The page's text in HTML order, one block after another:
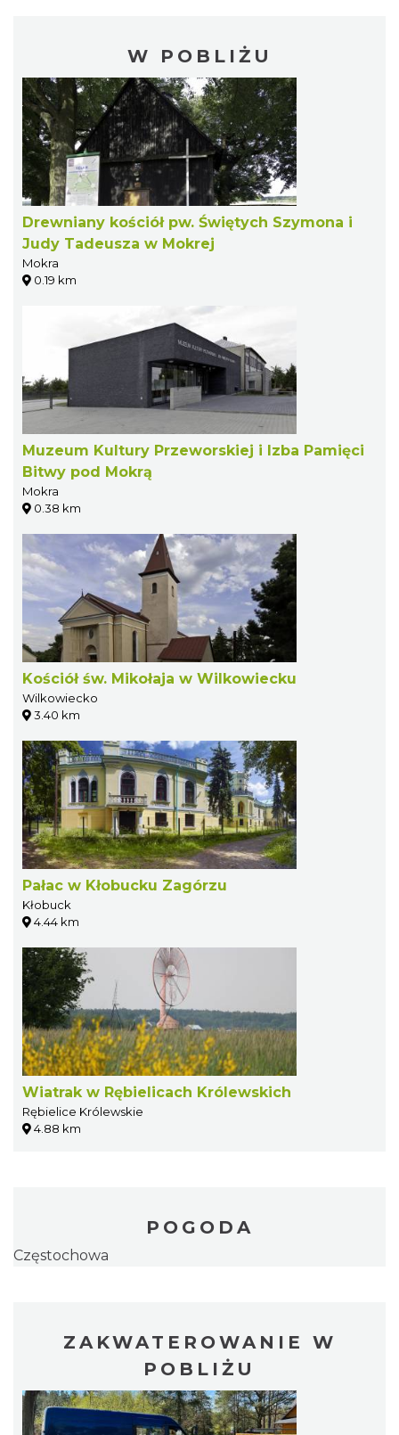
W POBLIŻU
Drewniany kościół pw. Świętych Szymona i
Judy Tadeusza w Mokrej
Mokra
0.19 km
Muzeum Kultury Przeworskiej i Izba Pamięci
Bitwy pod Mokrą
Mokra
0.38 km
Kościół św. Mikołaja w Wilkowiecku
Wilkowiecko
3.40 km
Pałac w Kłobucku Zagórzu
Kłobuck
4.44 km
Wiatrak w Rębielicach Królewskich
Rębielice Królewskie
4.88 km
POGODA
Częstochowa
ZAKWATEROWANIE W
POBLIŻU